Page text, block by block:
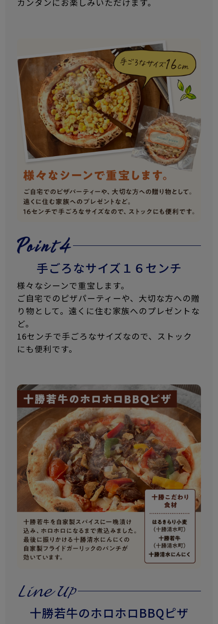
手ごろなサイズ１６センチ
様々なシーンで重宝します。
ご自宅でのピザパーティーや、大切な方への贈
り物として。遠くに住む家族へのプレゼントな
ど。
16センチで手ごろなサイズなので、ストック
にも便利です。
十勝若牛のホロホロBBQピザ